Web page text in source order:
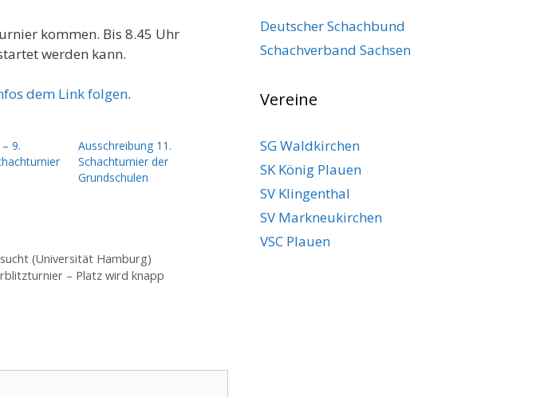
kommen. Bis 8.45 Uhr
werden kann.
dem Link folgen.
9.
Ausschreibung 11.
Schachturnier der
Grundschulen
(Universität Hamburg)
– Platz wird knapp
Deutscher Schachbund
Schachverband Sachsen
Vereine
SG Waldkirchen
SK König Plauen
SV Klingenthal
SV Markneukirchen
VSC Plauen